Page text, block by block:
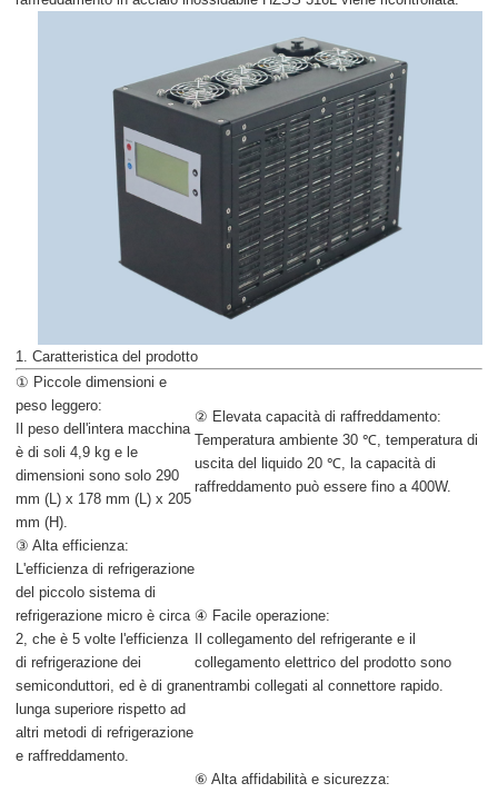
1. Caratteristica del prodotto
① Piccole dimensioni e
peso leggero:
Il peso dell'intera macchina
è di soli 4,9 kg e le
dimensioni sono solo 290
mm (L) x 178 mm (L) x 205
mm (H).
② Elevata capacità di raffreddamento:
Temperatura ambiente 30 ℃, temperatura di
uscita del liquido 20 ℃, la capacità di
raffreddamento può essere fino a 400W.
③ Alta efficienza:
L'efficienza di refrigerazione
del piccolo sistema di
refrigerazione micro è circa
2, che è 5 volte l'efficienza
di refrigerazione dei
semiconduttori, ed è di gran
lunga superiore rispetto ad
altri metodi di refrigerazione
e raffreddamento.
④ Facile operazione:
Il collegamento del refrigerante e il
collegamento elettrico del prodotto sono
entrambi collegati al connettore rapido.
⑥ Alta affidabilità e sicurezza: